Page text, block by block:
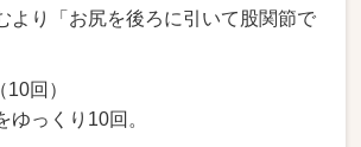
より「お尻を後ろに引いて股関節で
回）
ゆっくり10回。